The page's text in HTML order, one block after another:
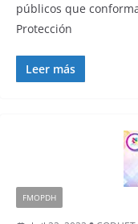
públicos que
Protección
Leer más
FMOPDH